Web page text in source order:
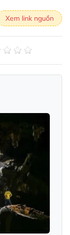
Xem link nguồn